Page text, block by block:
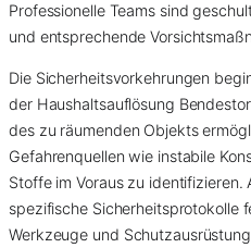
Professionelle Teams sind
und entsprechende
Die Sicherheitsvorkehrungen
der Haushaltsauflösung
des zu räumenden Objekts
Gefahrenquellen wie instabile
Stoffe im Voraus zu identifizieren.
spezifische Sicherheitsprotokolle
Werkzeuge und